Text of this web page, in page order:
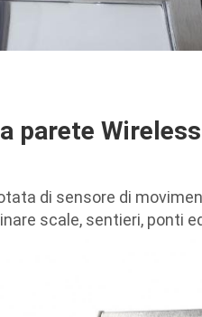
parete
di sensore di
scale, sentieri, ponti